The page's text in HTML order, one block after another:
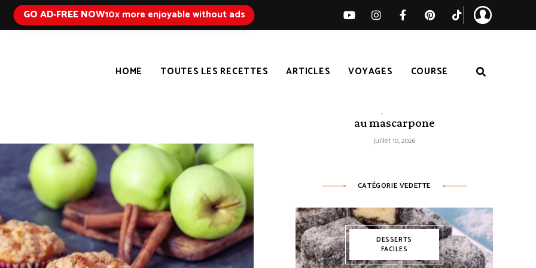
GO AD-FREE NOW10x more enjoyable without ads
HOME TOUTES LES RECETTES ARTICLES VOYAGES COURSE
au mascarpone
juillet 10, 2026
CATÉGORIE VEDETTE
DESSERTS
FACILES